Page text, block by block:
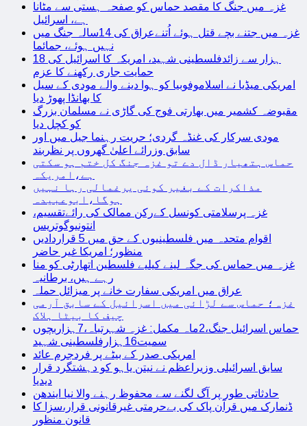
غزہ میں جنگ کا مقصد حماس کو صفحہ ہستی سے مٹانا
ہے، اسرائیل
غزہ میں جتنے بچے قتل ہوئے اُتنےعراق کی 14سالہ جنگ میں
نہیں ہوئے، جمائما
18 ہزار سے زائدفلسطینی شہید، امریکہ کا اسرائیل کی
حمایت جاری رکھنے کا عزم
امریکی میڈیا نے اسلاموفوبیا کو ہوا دینے والے مودی کے سیل
کا بھانڈا پھوڑ دیا
مقبوضہ کشمیر میں بھارتی فوج کی گاڑی نے مسلمان بزرگ
کو کچل دیا
مودی سرکار کی غنڈہ گردی؛ حریت رہنما جیل میں اور
سابق وزرائے اعلیٰ گھروں پر نظربند
حماس ہتھیار ڈال دے تو غزہ جنگ کل ختم ہو سکتی
ہے،امریکہ
مذاکرات کے بغیر کوئی یرغمالی رہا نہیں
ہوگا،ابوعبیدہ
غزہ پرسلامتی کونسل کےرکن ممالک کی رائےتقسیم،
انتونیوگوتریس
اقوام متحدہ میں فلسطینیوں کے حق میں 5 قراردادیں
منظور؛ امریکا غیر حاضر
غزہ میں حماس کی جگہ لینے کیلیے فلسطین اتھارٹی کو منا
رہے ہیں، برطانیہ
عراق میں امریکی سفارت خانے پر میزائل حملہ
غزہ؛ حماس سے لڑائی میں اسرائیل کے سابق آرمی
چیف کا بیٹا ہلاک
حماس اسرائیل جنگ،2ماہ مکمل: غزہ شہرتباہ،7ہزاربچوں
سمیت16ہزارفلسطینی شہید
امریکی صدر کے بیٹے پر فردجرم عائد
سابق اسرائیلی وزیراعظم نے نیتن یاہو کو دہشتگرد قرار
دیدیا
حادثاتی طور پر آگ لگنے سے محفوظ رہنے والا نیا ایندھن
ڈنمارک میں قرآن پاک کی بےحرمتی غیرقانونی قرار،سزا کا
قانون منظور